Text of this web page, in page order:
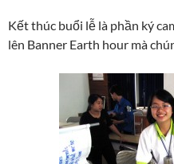
Kết thúc buổi lễ là phần ký
lên Banner Earth hour mà